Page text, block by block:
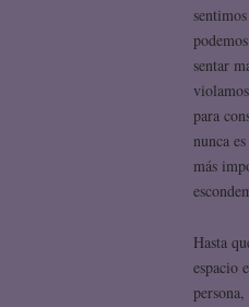
sentar
para
nunca
más
Hasta
espacio
persona,